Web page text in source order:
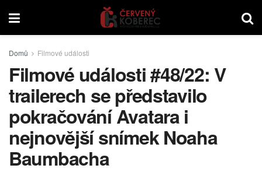
Domů Filmové události
Filmové události #48/22: V
trailerech se představilo
pokračování Avatara i
nejnovější snímek Noaha
Baumbacha